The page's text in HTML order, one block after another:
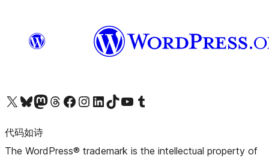
关注我们的 X（原 Twitter）账号访问我们的 Bluesky 账号关注我们的 Mastodon 账号访问我们的 Threads 账号 访问我们的 Facebook 公共主页关注我们的 Instagram 账号 关注我们的 LinkedIn 主页访问我们的 TikTok 账号访问我们的 YouTube 频道 访问我们的 Tumblr 账号
代码如诗
The WordPress® trademark is the intellectual property of